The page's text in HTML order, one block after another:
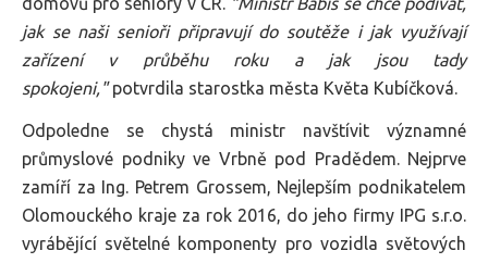
jak se naši senioři připravují do soutěže i jak využívají
zařízení v průběhu roku a jak jsou tady
spokojeni,"potvrdila starostka města Květa Kubíčková.
Odpoledne se chystá ministr navštívit významné
průmyslové podniky ve Vrbně pod Pradědem. Nejprve
zamíří za Ing. Petrem Grossem, Nejlepším podnikatelem
Olomouckého kraje za rok 2016, do jeho firmy IPG s.r.o.
vyrábějící světelné komponenty pro vozidla světových